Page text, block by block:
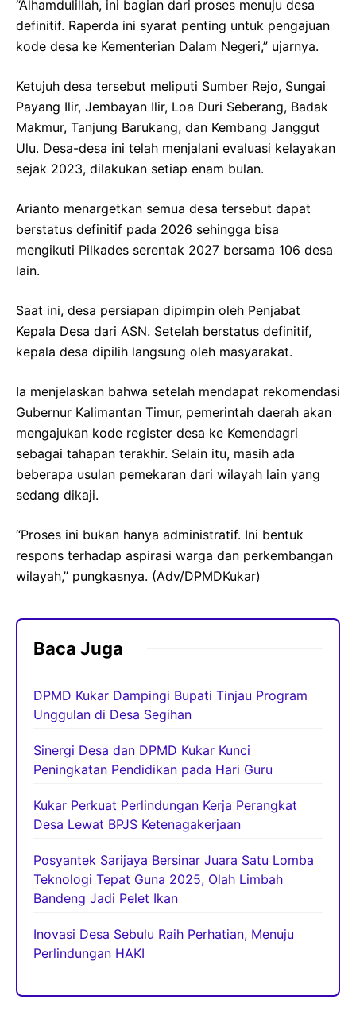
“Alhamdulillah, ini bagian dari proses menuju desa
definitif. Raperda ini syarat penting untuk pengajuan
kode desa ke Kementerian Dalam Negeri,” ujarnya.
Ketujuh desa tersebut meliputi Sumber Rejo, Sungai
Payang Ilir, Jembayan Ilir, Loa Duri Seberang, Badak
Makmur, Tanjung Barukang, dan Kembang Janggut
Ulu. Desa-desa ini telah menjalani evaluasi kelayakan
sejak 2023, dilakukan setiap enam bulan.
Arianto menargetkan semua desa tersebut dapat
berstatus definitif pada 2026 sehingga bisa
mengikuti Pilkades serentak 2027 bersama 106 desa
lain.
Saat ini, desa persiapan dipimpin oleh Penjabat
Kepala Desa dari ASN. Setelah berstatus definitif,
kepala desa dipilih langsung oleh masyarakat.
Ia menjelaskan bahwa setelah mendapat rekomendasi
Gubernur Kalimantan Timur, pemerintah daerah akan
mengajukan kode register desa ke Kemendagri
sebagai tahapan terakhir. Selain itu, masih ada
beberapa usulan pemekaran dari wilayah lain yang
sedang dikaji.
“Proses ini bukan hanya administratif. Ini bentuk
respons terhadap aspirasi warga dan perkembangan
wilayah,” pungkasnya. (Adv/DPMDKukar)
Baca Juga
DPMD Kukar Dampingi Bupati Tinjau Program
Unggulan di Desa Segihan
Sinergi Desa dan DPMD Kukar Kunci
Peningkatan Pendidikan pada Hari Guru
Kukar Perkuat Perlindungan Kerja Perangkat
Desa Lewat BPJS Ketenagakerjaan
Posyantek Sarijaya Bersinar Juara Satu Lomba
Teknologi Tepat Guna 2025, Olah Limbah
Bandeng Jadi Pelet Ikan
Inovasi Desa Sebulu Raih Perhatian, Menuju
Perlindungan HAKI